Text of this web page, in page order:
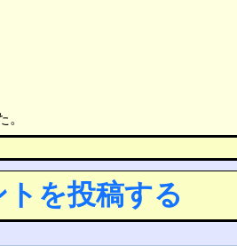
トを投稿する